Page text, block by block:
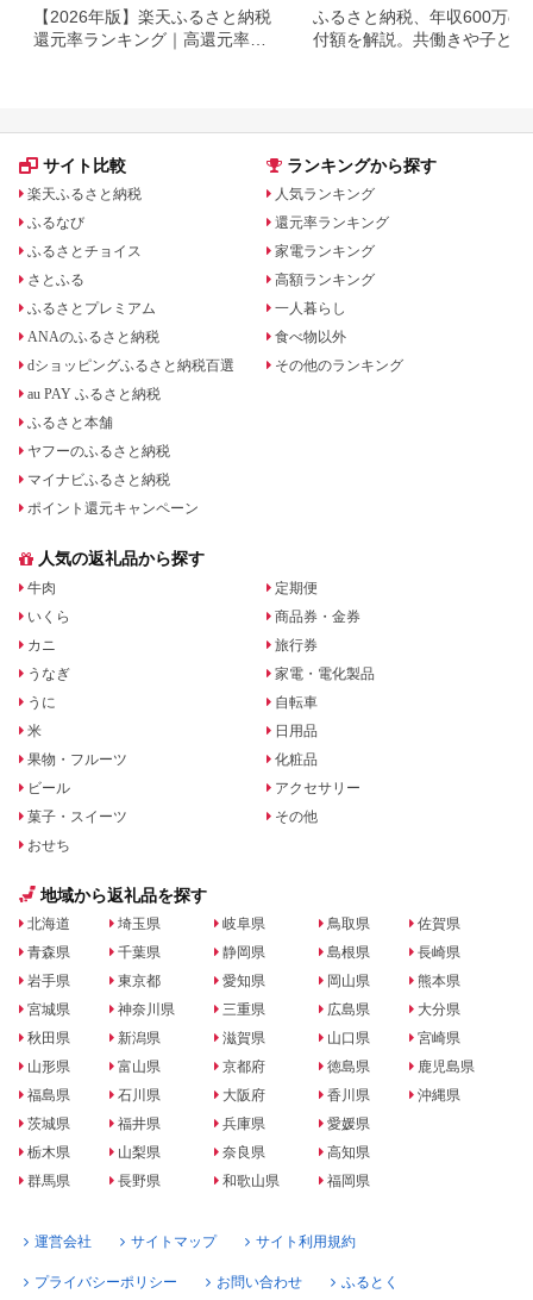
【2026年版】楽天ふるさと納税
還元率ランキング｜高還元率返
ふるさと納税、年収600万の
付額を解説。共働きや子ども
サイト比較
楽天ふるさと納税
ふるなび
ふるさとチョイス
さとふる
ふるさとプレミアム
ANAのふるさと納税
dショッピングふるさと納税百選
au PAY ふるさと納税
ふるさと本舗
ヤフーのふるさと納税
マイナビふるさと納税
ポイント還元キャンペーン
ランキングから探す
人気ランキング
還元率ランキング
家電ランキング
高額ランキング
一人暮らし
食べ物以外
その他のランキング
人気の返礼品から探す
牛肉
いくら
カニ
うなぎ
うに
米
果物・フルーツ
ビール
菓子・スイーツ
おせち
定期便
商品券・金券
旅行券
家電・電化製品
自転車
日用品
化粧品
アクセサリー
その他
地域から返礼品を探す
北海道
青森県
岩手県
宮城県
秋田県
山形県
福島県
茨城県
栃木県
群馬県
埼玉県
千葉県
東京都
神奈川県
新潟県
富山県
石川県
福井県
山梨県
長野県
岐阜県
静岡県
愛知県
三重県
滋賀県
京都府
大阪府
兵庫県
奈良県
和歌山県
鳥取県
島根県
岡山県
広島県
山口県
徳島県
香川県
愛媛県
高知県
福岡県
佐賀県
長崎県
熊本県
大分県
宮崎県
鹿児島県
沖縄県
運営会社 サイトマップ サイト利用規約
プライバシーポリシー お問い合わせ ふるとく